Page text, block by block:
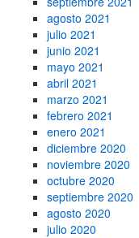
agosto 2021
julio 2021
junio 2021
mayo 2021
abril 2021
marzo 2021
febrero 2021
enero 2021
diciembre 2020
noviembre 2020
octubre 2020
septiembre 2020
agosto 2020
julio 2020